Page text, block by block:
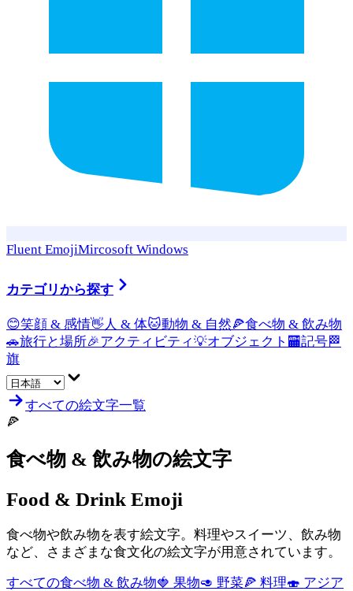
Fluent EmojiMircosoft Windows
カテゴリから探す
😊笑顔 & 感情👋 人 & 体🐱動物 & 自然🍕食べ物 & 飲み物
🚗旅行と場所🎉アクティビティ💡オブジェクト 🏧記号🏁
旗
すべての絵文字一覧
🍕
食べ物 & 飲み物の絵文字
Food & Drink Emoji
食べ物や飲み物を表す絵文字。料理やスイーツ、飲み物
など、さまざまな食文化の絵文字が用意されています。
すべての食べ物 & 飲み物🍓 果物🥑 野菜🍕 料理🍣 アジア